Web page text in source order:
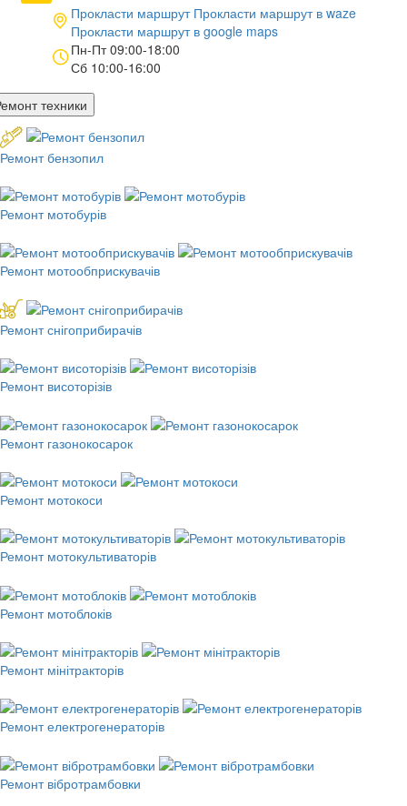
Прокласти маршрут Прокласти маршрут в waze
Прокласти маршрут в google maps
Пн-Пт 09:00-18:00
Сб 10:00-16:00
техники
Ремонт бензопил
Ремонт мотобурів
Ремонт мотообприскувачів
Ремонт снігоприбирачів
Ремонт висоторізів
Ремонт газонокосарок
Ремонт мотокоси
Ремонт мотокультиваторів
Ремонт мотоблоків
Ремонт мінітракторів
Ремонт електрогенераторів
Ремонт вібротрамбовки